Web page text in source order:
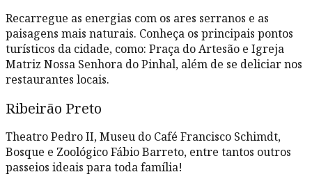
Recarregue as energias com os ares serranos e as
paisagens mais naturais. Conheça os principais pontos
turísticos da cidade, como: Praça do Artesão e Igreja
Matriz Nossa Senhora do Pinhal, além de se deliciar nos
restaurantes locais.
Ribeirão Preto
Theatro Pedro II, Museu do Café Francisco Schimdt,
Bosque e Zoológico Fábio Barreto, entre tantos outros
passeios ideais para toda família!